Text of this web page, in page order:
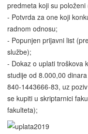
predmeta koji su
- Potvrda za one koji
radnom odnosu;
- Popunjen prijavni list
službe);
- Dokaz o uplati troškova
studije od 8.000,00
840-1443666-83, uz
se kupiti u skriptarnici
fakulteta);